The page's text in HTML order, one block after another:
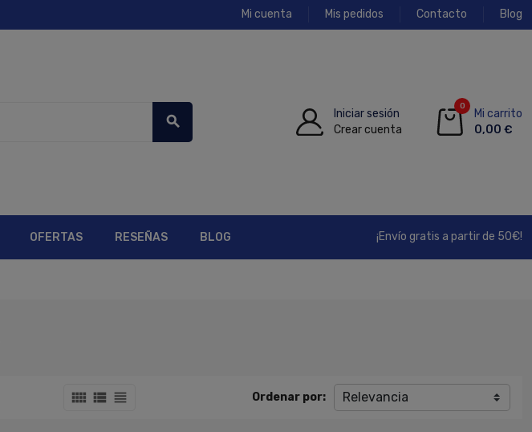
Mi cuenta Mis pedidos Contacto Blog
search
Iniciar sesión
Crear cuenta
0
Mi carrito
0,00 €
OFERTAS RESEÑAS BLOG ¡Envío gratis a partir de 50€!
view_comfy view_list view_headline Ordenar por: Relevancia